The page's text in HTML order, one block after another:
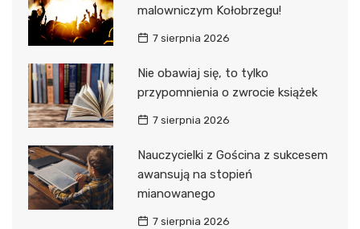
malowniczym Kołobrzegu!
7 sierpnia 2026
Nie obawiaj się, to tylko
przypomnienia o zwrocie książek
7 sierpnia 2026
Nauczycielki z Gościna z sukcesem
awansują na stopień
mianowanego
7 sierpnia 2026